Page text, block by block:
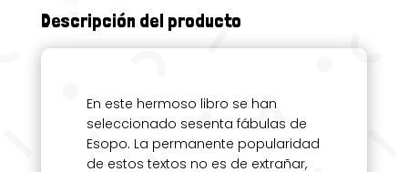
Descripción del producto
En este hermoso libro se han
seleccionado sesenta fábulas de
Esopo. La permanente popularidad
de estos textos no es de extrañar,